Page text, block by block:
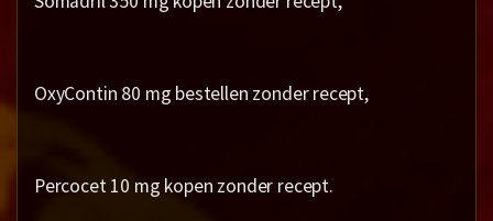
OxyContin 80 mg bestellen zonder recept,
Percocet 10 mg kopen zonder recept.